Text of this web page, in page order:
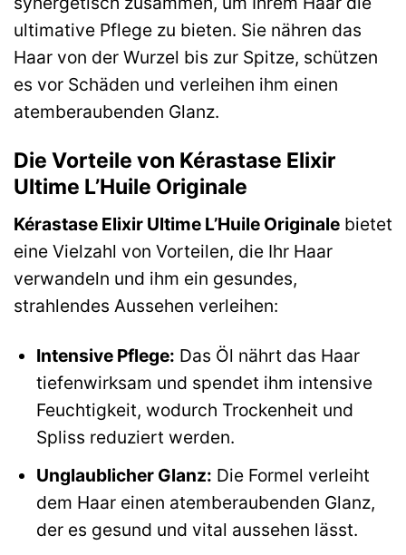
ultimative Pflege zu bieten. Sie nähren das
Haar von der Wurzel bis zur Spitze, schützen
es vor Schäden und verleihen ihm einen
atemberaubenden Glanz.
Die Vorteile von Kérastase Elixir
Ultime L’Huile Originale
Kérastase Elixir Ultime L’Huile Originale bietet
eine Vielzahl von Vorteilen, die Ihr Haar
verwandeln und ihm ein gesundes,
strahlendes Aussehen verleihen:
Intensive Pflege: Das Öl nährt das Haar
tiefenwirksam und spendet ihm intensive
Feuchtigkeit, wodurch Trockenheit und
Spliss reduziert werden.
Unglaublicher Glanz: Die Formel verleiht
dem Haar einen atemberaubenden Glanz,
der es gesund und vital aussehen lässt.